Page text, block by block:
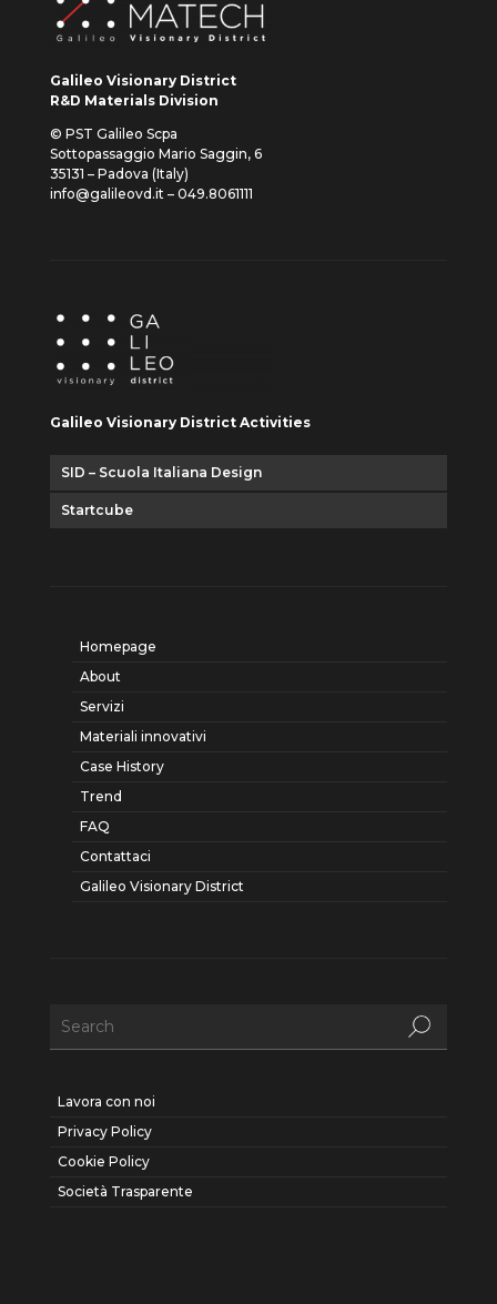
Galileo Visionary District
R&D Materials Division
© PST Galileo Scpa
Sottopassaggio Mario Saggin, 6
35131 – Padova (Italy)
info@galileovd.it – 049.8061111
Galileo Visionary District Activities
SID – Scuola Italiana Design
Startcube
Homepage
About
Servizi
Materiali innovativi
Case History
Trend
FAQ
Contattaci
Galileo Visionary District
Lavora con noi
Privacy Policy
Cookie Policy
Società Trasparente